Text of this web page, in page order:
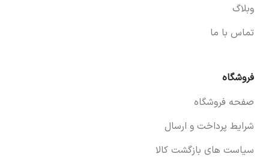
وبلاگ
تماس با ما
فروشگاه
صفحه فروشگاه
شرایط پرداخت و ارسال
سیاست های بازگشت کالا